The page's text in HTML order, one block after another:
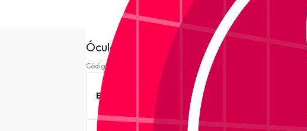
Óculos de Sol Just Cavalli SJC019V - Rosa
Código 220968-
Este produto está indisponível no momento.